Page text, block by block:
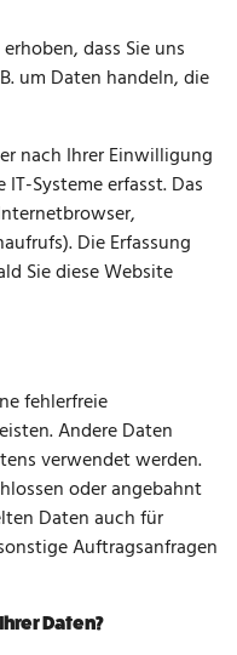
dass Sie uns
um Daten handeln, die
nach Ihrer Einwilligung
Systeme erfasst. Das
Die Erfassung
Sie diese Website
fehlerfreie
Andere Daten
verwendet werden.
oder angebahnt
Daten auch für
Auftragsanfragen
Daten?